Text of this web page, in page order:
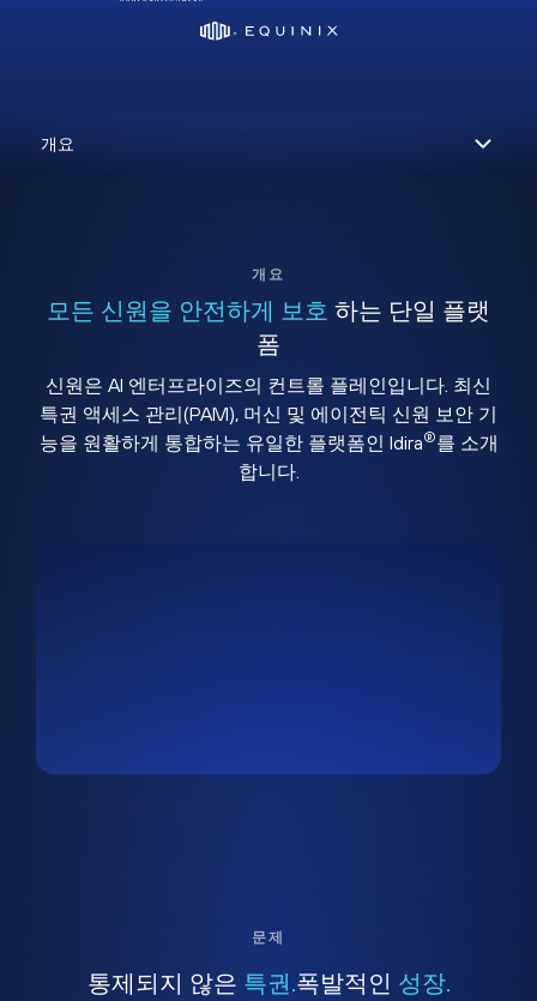
개요
모든 신원을 안전하게 보호 하는 단일 플랫
폼
신원은 AI 엔터프라이즈의 컨트롤 플레인입니다. 최신
특권 액세스 관리(PAM), 머신 및 에이전틱 신원 보안 기
능을 원활하게 통합하는 유일한 플랫폼인 Idira®를 소개
합니다.
문제
통제되지 않은 특권. 폭발적인 성장.